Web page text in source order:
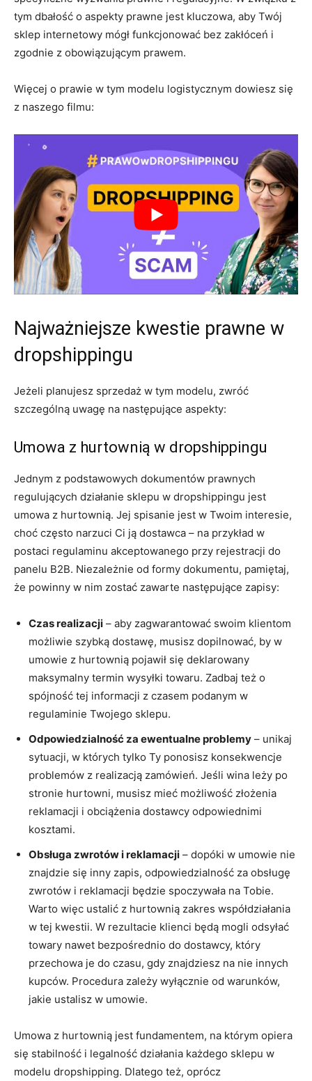
tym dbałość o aspekty prawne jest kluczowa, aby Twój
sklep internetowy mógł funkcjonować bez zakłóceń i
zgodnie z obowiązującym prawem.
Więcej o prawie w tym modelu logistycznym dowiesz się
z naszego filmu:
Najważniejsze kwestie prawne w
dropshippingu
Jeżeli planujesz sprzedaż w tym modelu, zwróć
szczególną uwagę na następujące aspekty:
Umowa z hurtownią w dropshippingu
Jednym z podstawowych dokumentów prawnych
regulujących działanie sklepu w dropshippingu jest
umowa z hurtownią. Jej spisanie jest w Twoim interesie,
choć często narzuci Ci ją dostawca – na przykład w
postaci regulaminu akceptowanego przy rejestracji do
panelu B2B. Niezależnie od formy dokumentu, pamiętaj,
że powinny w nim zostać zawarte następujące zapisy:
Czas realizacji – aby zagwarantować swoim klientom
możliwie szybką dostawę, musisz dopilnować, by w
umowie z hurtownią pojawił się deklarowany
maksymalny termin wysyłki towaru. Zadbaj też o
spójność tej informacji z czasem podanym w
regulaminie Twojego sklepu.
Odpowiedzialność za ewentualne problemy – unikaj
sytuacji, w których tylko Ty ponosisz konsekwencje
problemów z realizacją zamówień. Jeśli wina leży po
stronie hurtowni, musisz mieć możliwość złożenia
reklamacji i obciążenia dostawcy odpowiednimi
kosztami.
Obsługa zwrotów i reklamacji – dopóki w umowie nie
znajdzie się inny zapis, odpowiedzialność za obsługę
zwrotów i reklamacji będzie spoczywała na Tobie.
Warto więc ustalić z hurtownią zakres współdziałania
w tej kwestii. W rezultacie klienci będą mogli odsyłać
towary nawet bezpośrednio do dostawcy, który
przechowa je do czasu, gdy znajdziesz na nie innych
kupców. Procedura zależy wyłącznie od warunków,
jakie ustalisz w umowie.
Umowa z hurtownią jest fundamentem, na którym opiera
się stabilność i legalność działania każdego sklepu w
modelu dropshipping. Dlatego też, oprócz